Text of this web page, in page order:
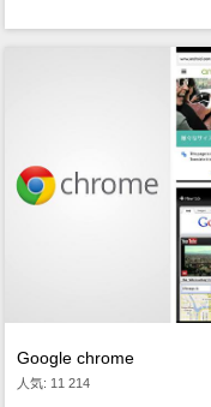
Google chrome
人気: 11 214